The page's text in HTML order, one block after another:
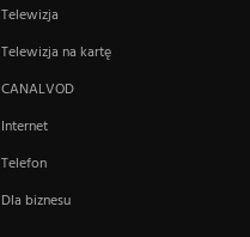
Telewizja
Telewizja na kartę
CANALVOD
Internet
Telefon
Dla biznesu